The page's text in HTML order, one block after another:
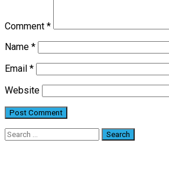
Comment *
Name *
Email *
Website
Search
for: